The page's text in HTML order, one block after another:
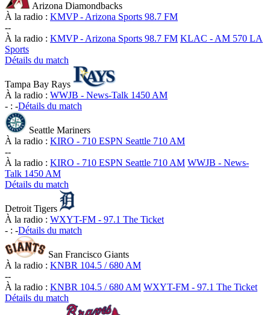
Arizona Diamondbacks
À la radio : KMVP - Arizona Sports 98.7 FM
--
À la radio : KMVP - Arizona Sports 98.7 FM KLAC - AM 570 LA
Sports
Détails du match
Tampa Bay Rays
À la radio : WWJB - News-Talk 1450 AM
- : -Détails du match
Seattle Mariners
À la radio : KIRO - 710 ESPN Seattle 710 AM
--
À la radio : KIRO - 710 ESPN Seattle 710 AM WWJB - News-
Talk 1450 AM
Détails du match
Detroit Tigers
À la radio : WXYT-FM - 97.1 The Ticket
- : -Détails du match
San Francisco Giants
À la radio : KNBR 104.5 / 680 AM
--
À la radio : KNBR 104.5 / 680 AM WXYT-FM - 97.1 The Ticket
Détails du match